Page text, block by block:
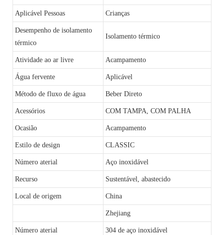
Aplicável Pessoas Crianças
Desempenho de isolamento
térmico
Isolamento térmico
Atividade ao ar livre Acampamento
Água fervente Aplicável
Método de fluxo de água Beber Direto
Acessórios COM TAMPA, COM PALHA
Ocasião Acampamento
Estilo de design CLASSIC
Número aterial Aço inoxidável
Recurso Sustentável, abastecido
Local de origem China
Zhejiang
Número aterial 304 de aço inoxidável